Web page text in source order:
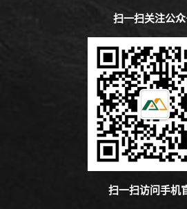
扫一扫关注公
扫一扫访问手机